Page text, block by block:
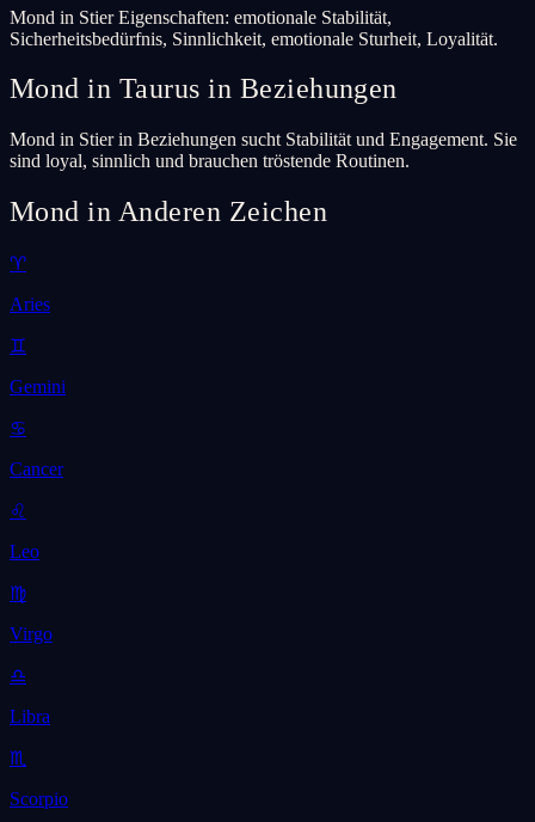
Mond in Stier Eigenschaften: emotionale Stabilität,
Sicherheitsbedürfnis, Sinnlichkeit, emotionale Sturheit, Loyalität.
Mond in Taurus in Beziehungen
Mond in Stier in Beziehungen sucht Stabilität und Engagement. Sie
sind loyal, sinnlich und brauchen tröstende Routinen.
Mond in Anderen Zeichen
♈
Aries
♊
Gemini
♋
Cancer
♌
Leo
♍
Virgo
♎
Libra
♏
Scorpio